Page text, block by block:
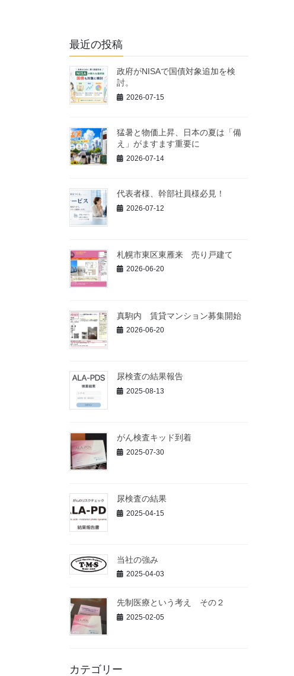
最近の投稿
政府がNISAで国債対象追加を検
討。
2026-07-15
猛暑と物価上昇、日本の夏は「備
え」がますます重要に
2026-07-14
代表者様、幹部社員様必見！
2026-07-12
札幌市東区東雁来 売り戸建て
2026-06-20
真駒内 賃貸マンション募集開始
2026-06-20
尿検査の結果報告
2025-08-13
がん検査キッド到着
2025-07-30
尿検査の結果
2025-04-15
当社の強み
2025-04-03
先制医療という考え その２
2025-02-05
カテゴリー